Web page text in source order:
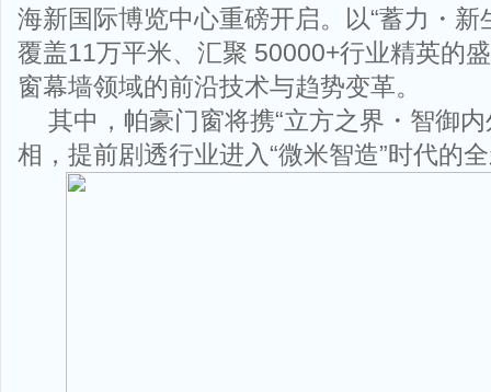
海新国际博览中心重磅开启。以“蓄力・新
覆盖11万平米、汇聚 50000+行业精英的
窗幕墙领域的前沿技术与趋势变革。
其中，帕豪门窗将携“立方之界・智御
相，提前剧透行业进入“微米智造”时代的